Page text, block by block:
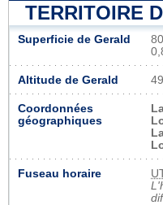
TERRITOIRE
Superficie de Gerald
Altitude de Gerald
Coordonnées
géographiques
Fuseau horaire